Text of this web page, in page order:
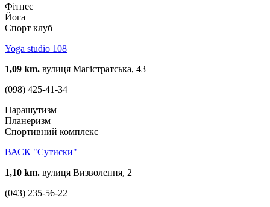
Фітнес
Йога
Спорт клуб
Yoga studio 108
1,09 km. вулиця Магістратська, 43
(098) 425-41-34
Парашутизм
Планеризм
Спортивний комплекс
ВАСК "Сутиски"
1,10 km. вулиця Визволення, 2
(043) 235-56-22